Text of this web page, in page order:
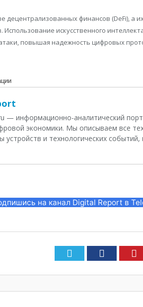
децентрализованных финансов (DeFi), а
искусственного
повышая надежность цифровых
— информационно-аналитический
экономики. Мы описываем все
устройств и технологических
на канал Digital Report в
Twitter Facebook